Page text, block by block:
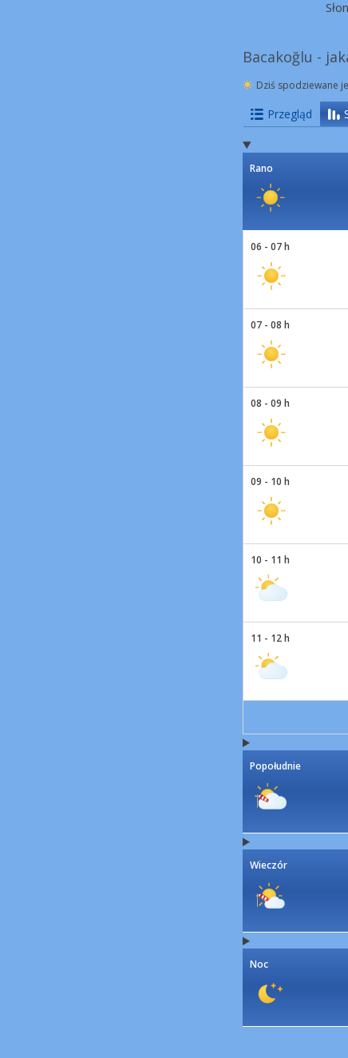
Bacakoğlu -
Dziś spodziewane
Przegląd
Rano
06 - 07 h
07 - 08 h
08 - 09 h
09 - 10 h
10 - 11 h
11 - 12 h
Popołudnie
Wieczór
Noc